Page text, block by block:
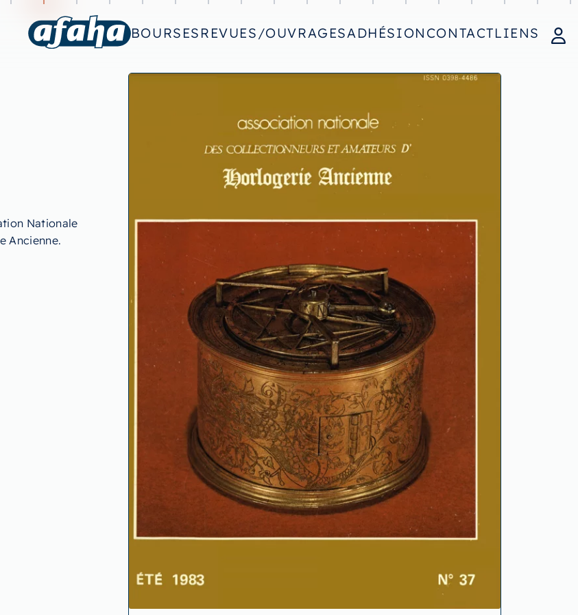
BOURSES REVUES/OUVRAGESADHÉSION CONTACTLIENS
Nationale
Ancienne.